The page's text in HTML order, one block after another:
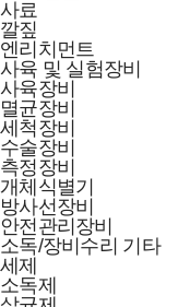
사료
깔짚
엔리치먼트
사육 및 실험장비
사육장비
멸균장비
세척장비
수술장비
측정장비
개체식별기
방사선장비
안전관리장비
소독/장비수리 기타
세제
소독제